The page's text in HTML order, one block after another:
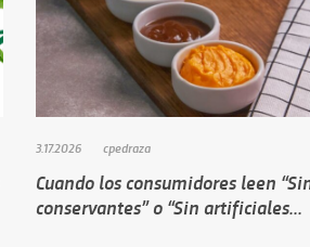
3.17.2026 cpedraza
Cuando los consumidores leen
conservantes” o “Sin artificiales...